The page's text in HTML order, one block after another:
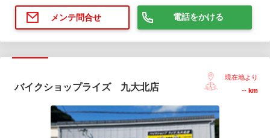
メンテ問合せ 電話をかける
バイクショップライズ 九大北店
現在地より
-- km